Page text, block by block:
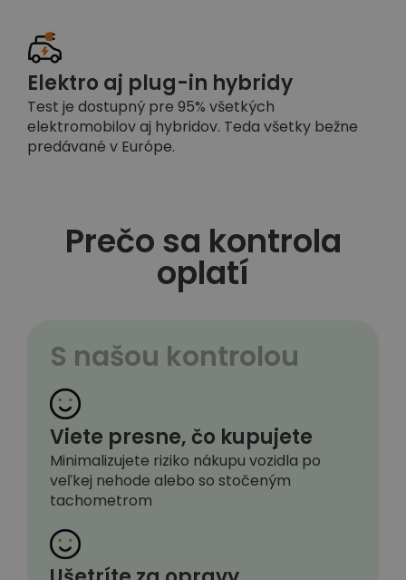
Elektro aj plug-in hybridy
Test je dostupný pre 95% všetkých
elektromobilov aj hybridov. Teda všetky bežne
predávané v Európe.
Prečo sa kontrola
oplatí
S našou kontrolou
Viete presne, čo kupujete
Minimalizujete riziko nákupu vozidla po
veľkej nehode alebo so stočeným
tachometrom